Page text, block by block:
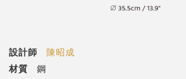
設計師 陳昭成
材質 鋼